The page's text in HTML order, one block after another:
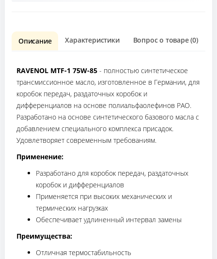
Описание Характеристики Вопрос о товаре (0)
RAVENOL MTF-1 75W-85 - полностью синтетическое
трансмиссионное масло, изготовленное в Германии, для
коробок передач, раздаточных коробок и
дифференциалов на основе полиальфаолефинов PAO.
Разработано на основе синтетического базового масла с
добавлением специального комплекса присадок.
Удовлетворяет современным требованиям.
Применение:
Разработано для коробок передач, раздаточных
коробок и дифференциалов
Применяется при высоких механических и
термических нагрузках
Обеспечивает удлиненный интервал замены
Преимущества:
Отличная термостабильность